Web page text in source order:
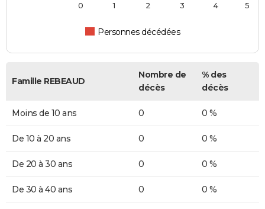
Personnes décédées
0 1 2 3 4 5
Famille REBEAUD
Nombre de
décès
% des
décès
Moins de 10 ans 0 0 %
De 10 à 20 ans 0 0 %
De 20 à 30 ans 0 0 %
De 30 à 40 ans 0 0 %